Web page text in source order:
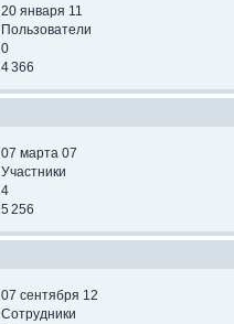
20 января 11
Пользователи
0
4 366
07 марта 07
Участники
4
5 256
07 сентября 12
Сотрудники